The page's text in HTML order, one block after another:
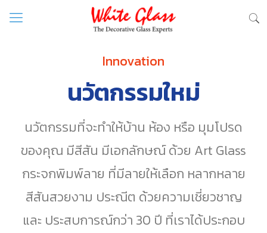
Innovation
นวัตกรรมใหม่
นวัตกรรมที่จะทำให้บ้าน ห้อง หรือ มุมโปรด
ของคุณ มีสีสัน มีเอกลักษณ์ ด้วย Art Glass
กระจกพิมพ์ลาย ที่มีลายให้เลือก หลากหลาย
สีสันสวยงาม ประณีต ด้วยความเชี่ยวชาญ
และ ประสบการณ์กว่า 30 ปี ที่เราได้ประกอบ